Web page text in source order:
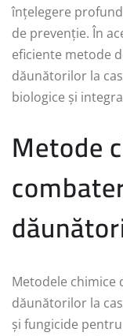
înțelegere
de prevenție. În
eficiente metode
dăunătorilor la
biologice și
Metode
Metodele chimice
dăunătorilor la
și fungicide